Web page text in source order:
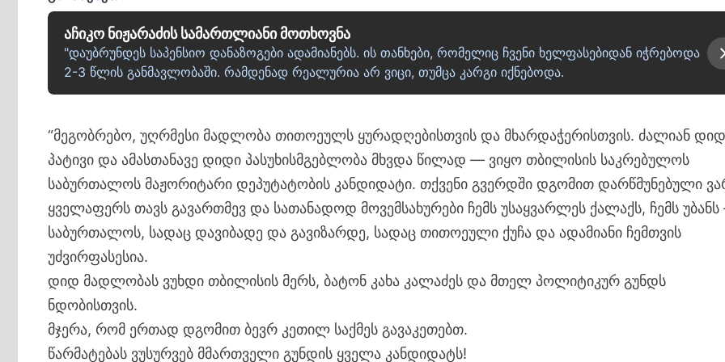
აჩიკო ნიჟარაძის სამართლიანი მოთხოვნა
"დაუბრუნდეს საპენსიო დანაზოგები ადამიანებს. ის თანხები, რომელიც ჩვენი ხელფასებიდან იჭრებოდა
2-3 წლის განმავლობაში. რამდენად რეალურია არ ვიცი, თუმცა კარგი იქნებოდა.
“მეგობრებო, უღრმესი მადლობა თითოეულს ყურადღებისთვის და მხარდაჭერისთვის. ძალიან
პატივი და ამასთანავე დიდი პასუხისმგებლობა მხვდა წილად — ვიყო თბილისის საკრებულოს
საბურთალოს მაჟორიტარი დეპუტატობის კანდიდატი. თქვენი გვერდში დგომით დარწმუნებული
ყველაფერს თავს გავართმევ და სათანადოდ მოვემსახურები ჩემს უსაყვარლეს ქალაქს, ჩემს
საბურთალოს, სადაც დავიბადე და გავიზარდე, სადაც თითოეული ქუჩა და ადამიანი ჩემთვის
უძვირფასესია.
დიდ მადლობას ვუხდი თბილისის მერს, ბატონ კახა კალაძეს და მთელ პოლიტიკურ გუნდს
ნდობისთვის.
მჯერა, რომ ერთად დგომით ბევრ კეთილ საქმეს გავაკეთებთ.
წარმატებას ვუსურვებ მმართველი გუნდის ყველა კანდიდატს!